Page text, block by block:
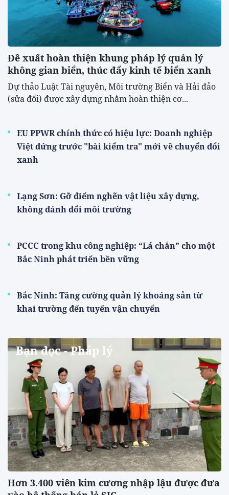
Đề xuất hoàn thiện khung pháp lý quản lý
không gian biển, thúc đẩy kinh tế biển xanh
Dự thảo Luật Tài nguyên, Môi trường Biển và Hải đảo
(sửa đổi) được xây dựng nhằm hoàn thiện cơ...
EU PPWR chính thức có hiệu lực: Doanh nghiệp
Việt đứng trước "bài kiểm tra" mới về chuyển đổi
xanh
Lạng Sơn: Gỡ điểm nghẽn vật liệu xây dựng,
không đánh đổi môi trường
PCCC trong khu công nghiệp: “Lá chắn” cho một
Bắc Ninh phát triển bền vững
Bắc Ninh: Tăng cường quản lý khoáng sản từ
khai trường đến tuyến vận chuyển
Bạn đọc - Pháp lý
Hơn 3.400 viên kim cương nhập lậu được đưa